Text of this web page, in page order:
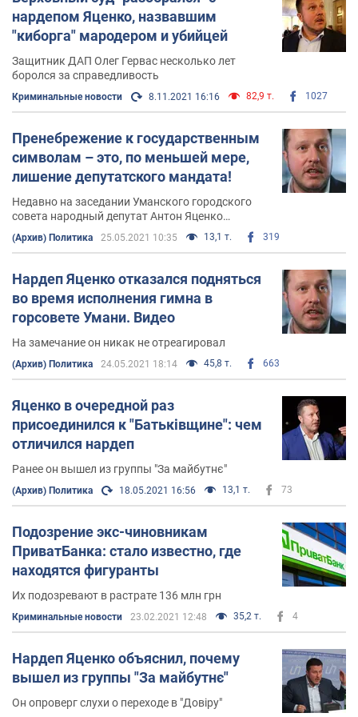
нардепом Яценко, назвавшим
"киборга" мародером и убийцей
Защитник ДАП Олег Гервас несколько лет
боролся за справедливость
Криминальные новости 8.11.2021 16:16 82,9 т. 1027
Пренебрежение к государственным
символам – это, по меньшей мере,
лишение депутатского мандата!
Недавно на заседании Уманского городского
совета народный депутат Антон Яценко
проигнорировал государственный Гимн
(Архив) Политика 25.05.2021 10:35 13,1 т. 319
Нардеп Яценко отказался подняться
во время исполнения гимна в
горсовете Умани. Видео
На замечание он никак не отреагировал
(Архив) Политика 24.05.2021 18:14 45,8 т. 663
Яценко в очередной раз
присоединился к "Батьківщине": чем
отличился нардеп
Ранее он вышел из группы "За майбутнє"
(Архив) Политика 18.05.2021 16:56 13,1 т. 73
Подозрение экс-чиновникам
ПриватБанка: стало известно, где
находятся фигуранты
Их подозревают в растрате 136 млн грн
Криминальные новости 23.02.2021 12:48 35,2 т. 4
Нардеп Яценко объяснил, почему
вышел из группы "За майбутнє"
Он опроверг слухи о переходе в "Довіру"